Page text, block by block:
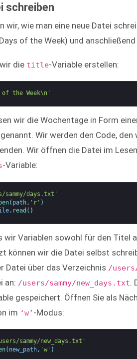
schreiben
wir, wie man eine neue Datei
of the Week) und
die title-Variable erstellen:
of the Week\n'
wir die Wochentage in Form
genannt. Wir werden den Code,
Wir öffnen die Datei im
-Variable:
sammy/days.txt'
( path, 'r' )
. read ( )
wir Variablen sowohl für den Titel
können wir die Datei selbst
Datei über das Verzeichnis /
an: /users/sammy/new_days.txt
gespeichert. Öffnen Sie als
im ‘w’ -Modus:
sammy/new_days.txt'
( new_path, 'w' )